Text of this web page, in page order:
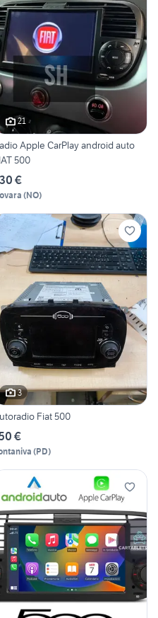
21
Apple CarPlay android auto
500
€
(NO)
3
Fiat 500
€
(PD)